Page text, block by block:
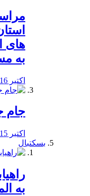
های
به
اکتبر 16, 2019
جام
اکتبر 15, 2019
بسکتبال
به